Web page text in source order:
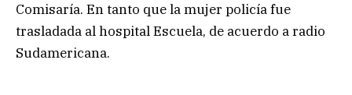
Comisaría. En tanto que la mujer policía fue
trasladada al hospital Escuela, de acuerdo a radio
Sudamericana.